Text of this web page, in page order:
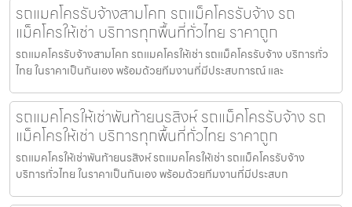
รถแมคโครรับจ้างสามโคก รถแม็คโครรับจ้าง รถ
แม็คโครให้เช่า บริการทุกพื้นที่ทั่วไทย ราคาถูก
รถแมคโครรับจ้างสามโคก รถแมคโครให้เช่า รถแม็คโครรับจ้าง บริการทั่ว
ไทย ในราคาเป็นกันเอง พร้อมด้วยทีมงานที่มีประสบการณ์ และ
รถแมคโครให้เช่าพันท้ายนรสิงห์ รถแม็คโครรับจ้าง รถ
แม็คโครให้เช่า บริการทุกพื้นที่ทั่วไทย ราคาถูก
รถแมคโครให้เช่าพันท้ายนรสิงห์ รถแมคโครให้เช่า รถแม็คโครรับจ้าง
บริการทั่วไทย ในราคาเป็นกันเอง พร้อมด้วยทีมงานที่มีประสบก